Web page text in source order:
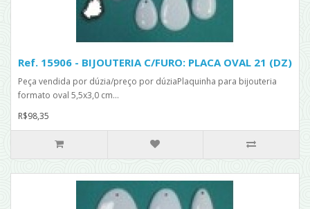
Ref. 15906 - BIJOUTERIA C/FURO: PLACA OVAL 21 (DZ)
Peça vendida por dúzia/preço por dúziaPlaquinha para bijouteria
formato oval 5,5x3,0 cm...
R$98,35